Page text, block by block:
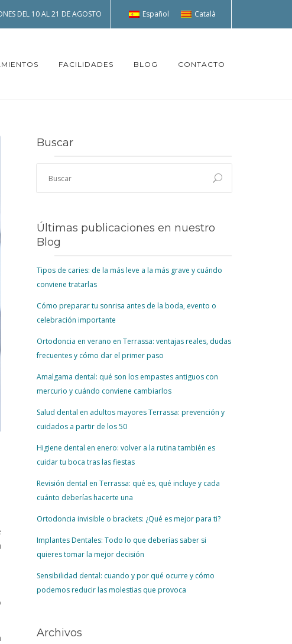
DEL 10 AL 21 DE AGOSTO Español Català
FACILIDADES BLOG CONTACTO
Buscar
Últimas publicaciones en nuestro
Blog
Tipos de caries: de la más leve a la más grave y cuándo
conviene tratarlas
Cómo preparar tu sonrisa antes de la boda, evento o
celebración importante
Ortodoncia en verano en Terrassa: ventajas reales, dudas
frecuentes y cómo dar el primer paso
Amalgama dental: qué son los empastes antiguos con
mercurio y cuándo conviene cambiarlos
Salud dental en adultos mayores Terrassa: prevención y
cuidados a partir de los 50
Higiene dental en enero: volver a la rutina también es
cuidar tu boca tras las fiestas
Revisión dental en Terrassa: qué es, qué incluye y cada
cuánto deberías hacerte una
Ortodoncia invisible o brackets: ¿Qué es mejor para ti?
Implantes Dentales: Todo lo que deberías saber si
quieres tomar la mejor decisión
Sensibilidad dental: cuando y por qué ocurre y cómo
podemos reducir las molestias que provoca
Archivos